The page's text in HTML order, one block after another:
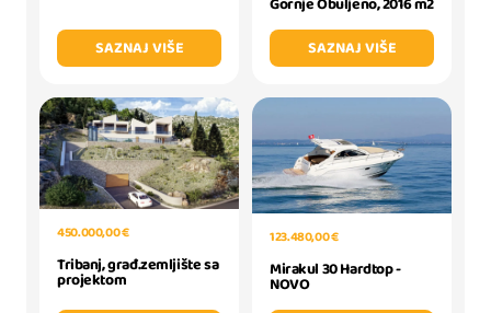
SAZNAJ VIŠE
SAZNAJ VIŠE
450.000,00 €
Tribanj, građ.zemljište sa
projektom
123.480,00 €
Mirakul 30 Hardtop -
NOVO